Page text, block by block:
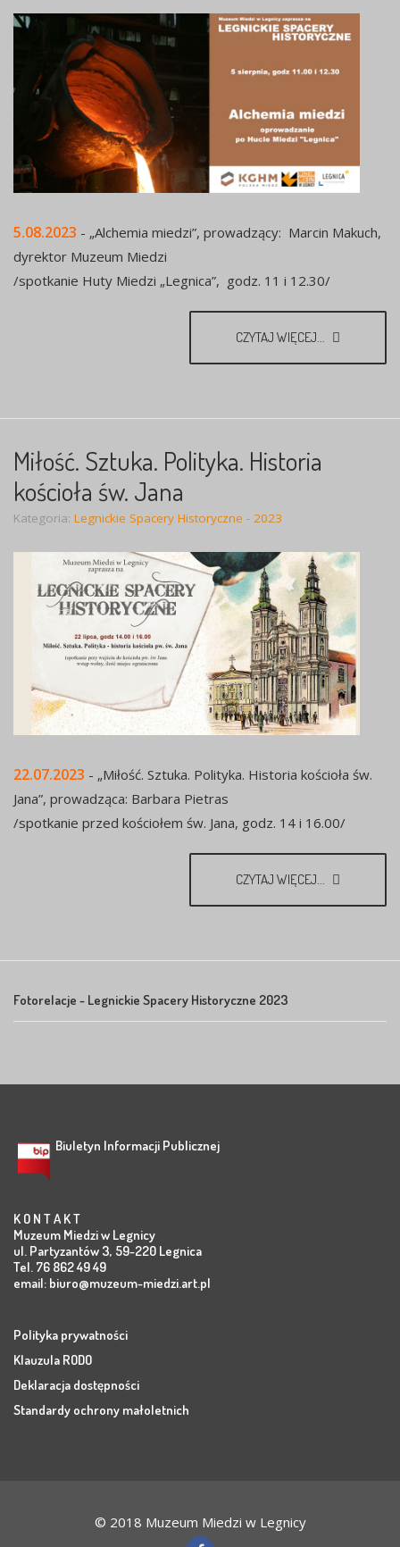
5.08.2023 - „Alchemia miedzi”, prowadzący: Marcin Makuch,
dyrektor Muzeum Miedzi
/spotkanie Huty Miedzi „Legnica”, godz. 11 i 12.30/
CZYTAJ WIĘCEJ...
Miłość. Sztuka. Polityka. Historia
kościoła św. Jana
Kategoria: Legnickie Spacery Historyczne - 2023
22.07.2023 - „Miłość. Sztuka. Polityka. Historia kościoła św.
Jana”, prowadząca: Barbara Pietras
/spotkanie przed kościołem św. Jana, godz. 14 i 16.00/
CZYTAJ WIĘCEJ...
Fotorelacje - Legnickie Spacery Historyczne 2023
Biuletyn Informacji Publicznej
K O N T A K T
Muzeum Miedzi w Legnicy
ul. Partyzantów 3, 59-220 Legnica
Tel. 76 862 49 49
email: biuro@muzeum-miedzi.art.pl
Polityka prywatności
Klauzula RODO
Deklaracja dostępności
Standardy ochrony małoletnich
© 2018 Muzeum Miedzi w Legnicy